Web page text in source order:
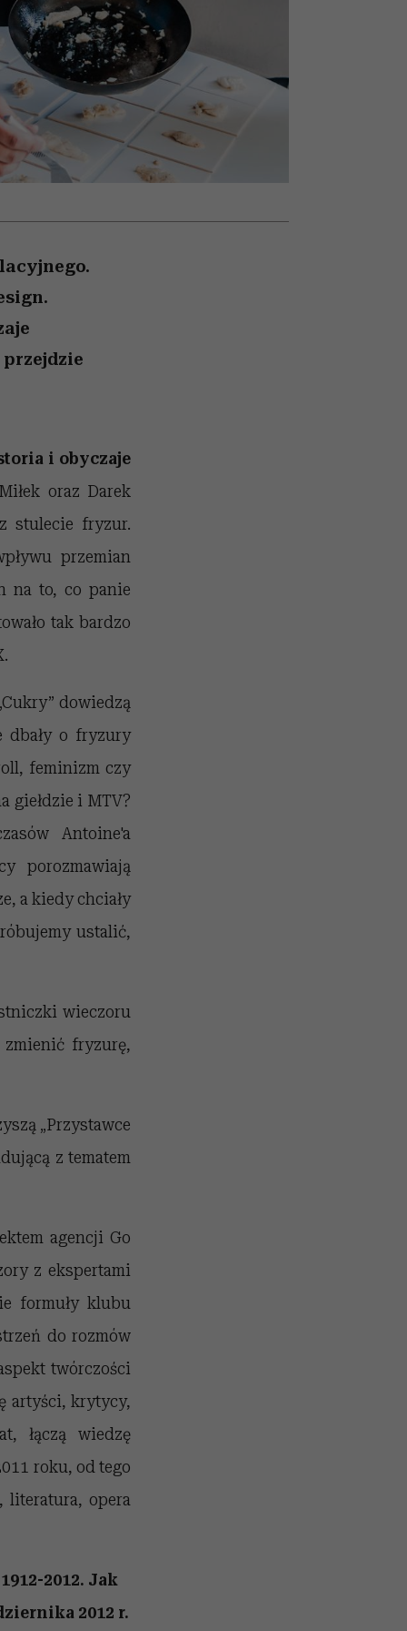
najpopularniejszych seriali
Netflixa
i obyczaje
oraz Darek
stulecie fryzur.
przemian
na to, co panie
tak bardzo
dowiedzą
dbały o fryzury
feminizm czy
giełdzie i MTV?
Antoine'a
porozmawiają
a kiedy chciały
ustalić,
wieczoru
fryzurę,
„Przystawce
z tematem
agencji Go
z ekspertami
formuły klubu
do rozmów
twórczości
artyści, krytycy,
łączą wiedzę
roku, od tego
literatura, opera
2012. Jak
2012 r.